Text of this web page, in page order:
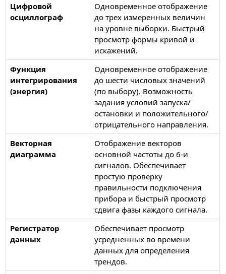
Цифровой
осциллограф
Одновременное отображение
до трех измеренных величин
на уровне выборки. Быстрый
просмотр формы кривой и
искажений.
Функция
интегрирования
(энергия)
Одновременное отображение
до шести числовых значений
(по выбору). Возможность
задания условий запуска/
остановки и положительного/
отрицательного направления.
Векторная
диаграмма
Отображение векторов
основной частоты до 6-и
сигналов. Обеспечивает
простую проверку
правильности подключения
прибора и быстрый просмотр
сдвига фазы каждого сигнала.
Регистратор
данных
Обеспечивает просмотр
усредненных во времени
данных для определения
трендов.